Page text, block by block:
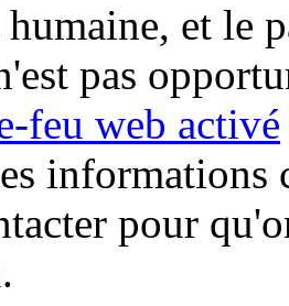
et le
pas
feu web activé
informations
pour